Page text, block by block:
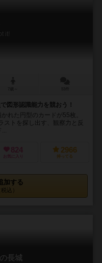
it!
図形認識能力を競おう！
れた円型のカードが55枚。
ストを探し出す、観察力と反
...
824
お気に入り
2966
持ってる
加する
込）
長城